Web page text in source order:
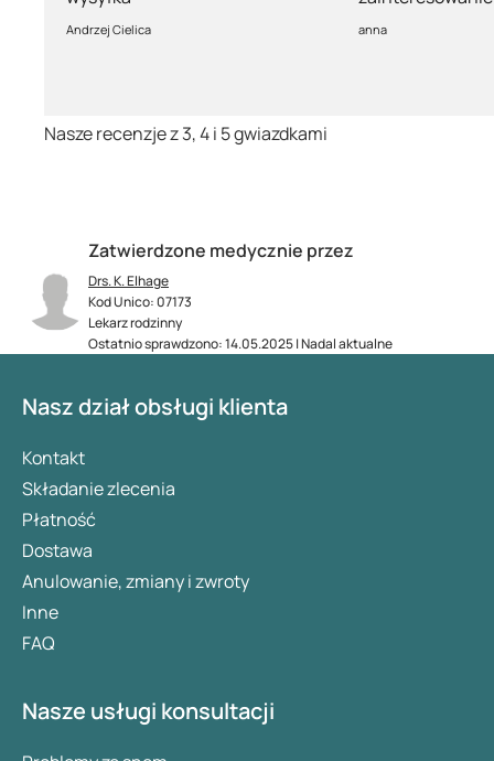
Zatwierdzone medycznie przez
Drs. K. Elhage
Kod Unico: 07173
Lekarz rodzinny
Ostatnio sprawdzono: 14.05.2025 | Nadal aktualne
Andrzej Cielica anna
Nasze recenzje z 3, 4 i 5 gwiazdkami
Nasz dział obsługi klienta
Kontakt
Składanie zlecenia
Płatność
Dostawa
Anulowanie, zmiany i zwroty
Inne
FAQ
Nasze usługi konsultacji